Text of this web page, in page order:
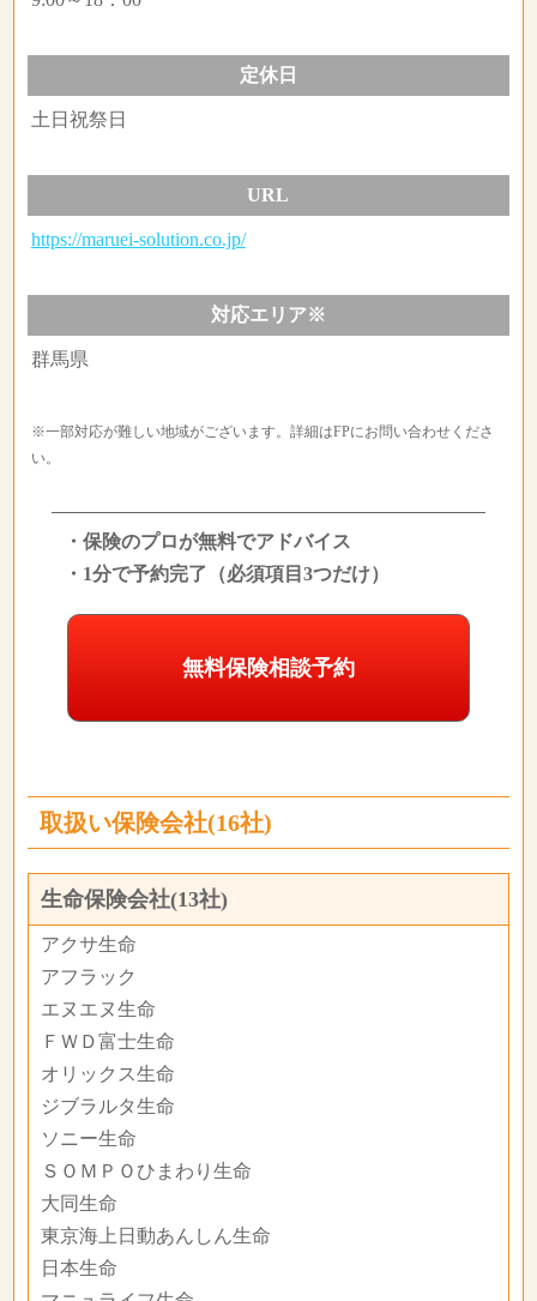
定休日
土日祝祭日
URL
https://maruei-solution.co.jp/
対応エリア※
群馬県
※一部対応が難しい地域がございます。詳細はFPにお問い合わせくださ
い。
・保険のプロが無料でアドバイス
・1分で予約完了（必須項目3つだけ）
無料保険相談予約
取扱い保険会社(16社)
生命保険会社(13社)
アクサ生命
アフラック
エヌエヌ生命
ＦＷＤ富士生命
オリックス生命
ジブラルタ生命
ソニー生命
ＳＯＭＰＯひまわり生命
大同生命
東京海上日動あんしん生命
日本生命